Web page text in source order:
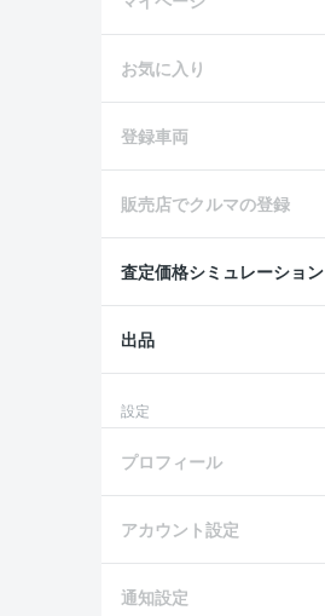
お気に入り
登録車両
販売店でクルマの登録
査定価格シミュレーション
出品
設定
プロフィール
アカウント設定
通知設定